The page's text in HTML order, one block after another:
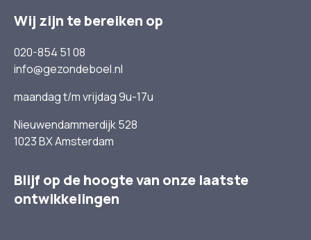
Wij zijn te bereiken op
020-854 51 08
info@gezondeboel.nl
maandag t/m vrijdag 9u-17u
Nieuwendammerdijk 528
1023 BX Amsterdam
Blijf op de hoogte van onze laatste
ontwikkelingen